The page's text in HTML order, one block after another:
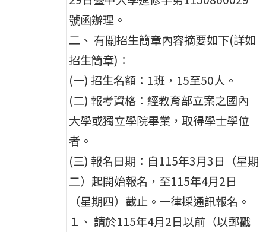
號函辦理。
二、 有關招生簡章內容摘要如下(詳如
招生簡章)：
(一) 招生名額：1班，15至50人。
(二) 報考資格：經教育部立案之國內
大學或獨立學院畢業，取得學士學位
者。
(三) 報名日期：自115年3月3日（星期
二）起開始報名，至115年4月2日
（星期四）截止。一律採通訊報名。
１、 請於115年4月2日以前（以郵戳